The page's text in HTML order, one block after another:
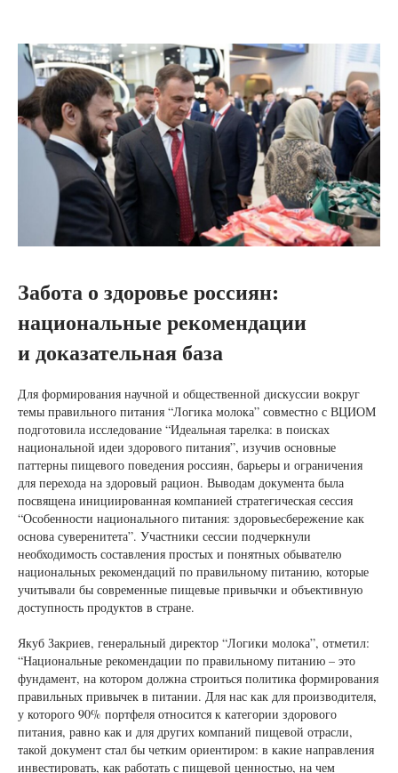
Забота о здоровье россиян:
национальные рекомендации
и доказательная база
Для формирования научной и общественной дискуссии вокруг
темы правильного питания “Логика молока” совместно с ВЦИОМ
подготовила исследование “Идеальная тарелка: в поисках
национальной идеи здорового питания”, изучив основные
паттерны пищевого поведения россиян, барьеры и ограничения
для перехода на здоровый рацион. Выводам документа была
посвящена инициированная компанией стратегическая сессия
“Особенности национального питания: здоровьесбережение как
основа суверенитета”. Участники сессии подчеркнули
необходимость составления простых и понятных обывателю
национальных рекомендаций по правильному питанию, которые
учитывали бы современные пищевые привычки и объективную
доступность продуктов в стране.
Якуб Закриев, генеральный директор “Логики молока”, отметил:
“Национальные рекомендации по правильному питанию – это
фундамент, на котором должна строиться политика формирования
правильных привычек в питании. Для нас как для производителя,
у которого 90% портфеля относится к категории здорового
питания, равно как и для других компаний пищевой отрасли,
такой документ стал бы четким ориентиром: в какие направления
инвестировать, как работать с пищевой ценностью, на чем